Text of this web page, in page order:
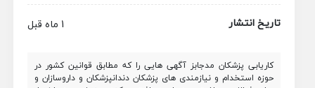
تاریخ انتشار
1 ماه قبل
کاریابی پزشکان مدجابز آگهی هایی را که مطابق قوانین کشور در
حوزه استخدام و نیازمندی های پزشکان دندانپزشکان و داروسازان و